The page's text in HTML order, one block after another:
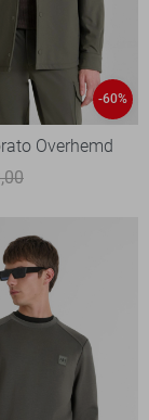
-60%
Overhemd